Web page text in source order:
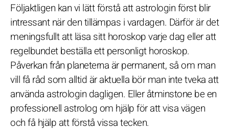
Följaktligen kan vi lätt förstå att astrologin först blir
intressant när den tillämpas i vardagen. Därför är det
meningsfullt att läsa sitt horoskop varje dag eller att
regelbundet beställa ett personligt horoskop.
Påverkan från planeterna är permanent, så om man
vill få råd som alltid är aktuella bör man inte tveka att
använda astrologin dagligen. Eller åtminstone be en
professionell astrolog om hjälp för att visa vägen
och få hjälp att förstå vissa tecken.